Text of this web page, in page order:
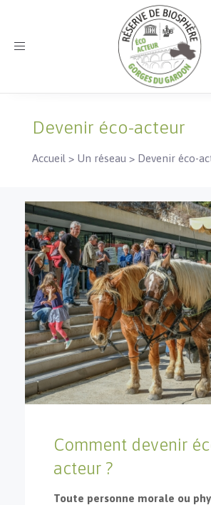
Toggle
Devenir éco-acteur
Accueil > Un réseau > Devenir éco-
Comment devenir
acteur ?
Toute personne morale ou